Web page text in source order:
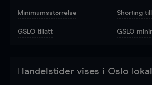
Minimumsstørrelse Shorting
GSLO tillatt GSLO
Handelstider vises i Oslo